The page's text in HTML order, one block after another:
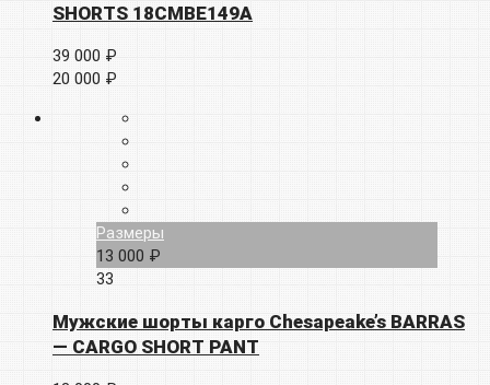
SHORTS 18CMBE149A
39 000 ₽
20 000 ₽
Размеры
13 000 ₽
33
Мужские шорты карго Chesapeake’s BARRAS
— CARGO SHORT PANT